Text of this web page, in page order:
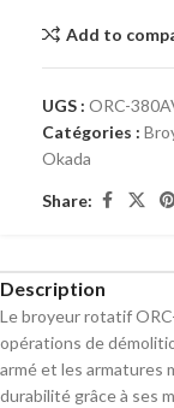
Add to
UGS : ORC-
Catégories :
Okada
Share:
Description
Le broyeur rotatif
opérations de
armé et les armatures
durabilité grâce à ses